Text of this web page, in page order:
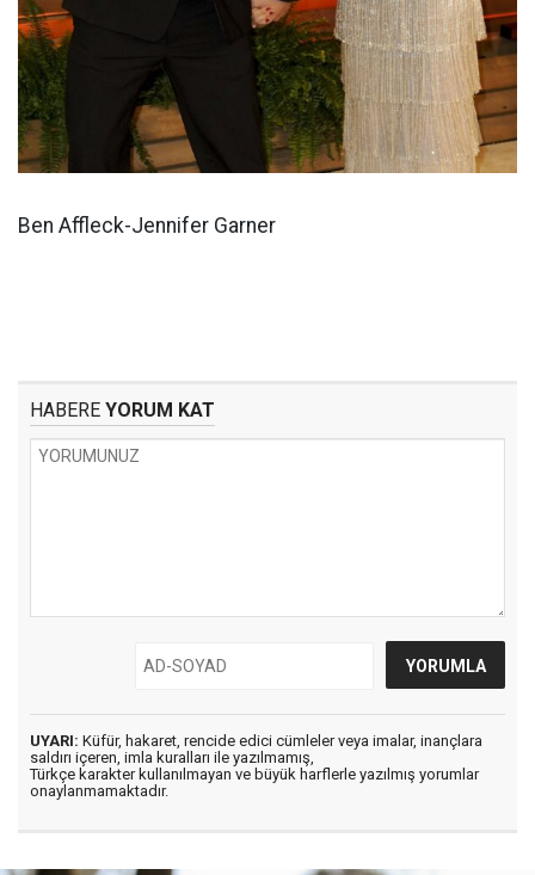
Ben Affleck-Jennifer Garner
HABERE YORUM KAT
UYARI: Küfür, hakaret, rencide edici cümleler veya imalar, inançlara
saldırı içeren, imla kuralları ile yazılmamış,
Türkçe karakter kullanılmayan ve büyük harflerle yazılmış yorumlar
onaylanmamaktadır.